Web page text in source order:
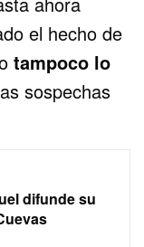
el hecho de
tampoco lo
sospechas
difunde su